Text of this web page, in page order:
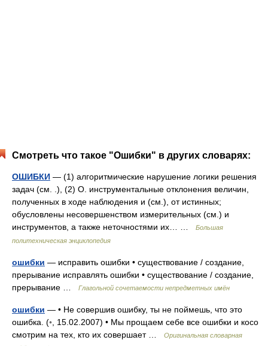
Смотреть что такое "Ошибки" в других словарях:
ОШИБКИ — (1) алгоритмические нарушение логики решения
задач (см. .), (2) О. инструментальные отклонения величин,
полученных в ходе наблюдения и (см.), от истинных;
обусловлены несовершенством измерительных (см.) и
инструментов, а также неточностями их… …
Большая
политехническая энциклопедия
ошибки — исправить ошибки • существование / создание,
прерывание исправлять ошибки • существование / создание,
прерывание …
Глагольной сочетаемости непредметных имён
ошибки — • Не совершив ошибку, ты не поймешь, что это
ошибка. (◦, 15.02.2007) • Мы прощаем себе все ошибки и косо
смотрим на тех, кто их совершает …
Оригинальная словарная